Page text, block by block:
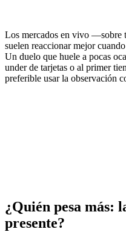
Los mercados en vivo
suelen reaccionar mejor
Un duelo que huele a pocas
under de tarjetas o al primer
preferible usar la observación
¿Quién pesa más:
presente?